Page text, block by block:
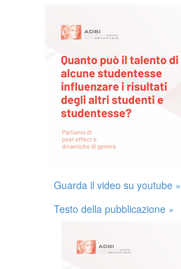
Guarda il video su youtube »
Testo della pubblicazione »